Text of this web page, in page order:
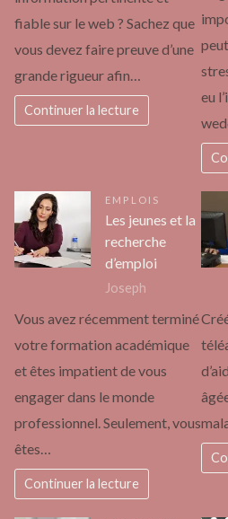
fiable sur le web ? Sachez que
vous devez faire preuve d’une
grande rigueur afin…
Continuer la lecture
eu
EMPLOIS
Les jeunes et la
recherche
d’emploi
Joseph
Vous avez récemment terminé
votre formation académique
et êtes impatient de vous
engager dans le monde
professionnel. Seulement, vous
êtes…
Continuer la lecture